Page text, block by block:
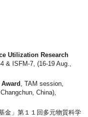
Utilization Research
& ISFM-7, (16-19 Aug.,
, TAM session,
China),
金」第１１回多元物質科学